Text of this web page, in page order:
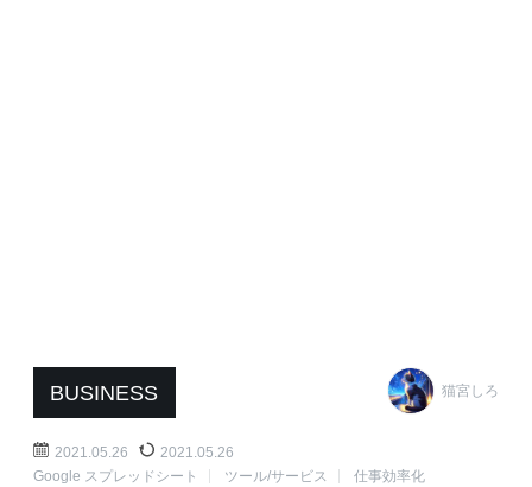
BUSINESS 猫宮しろ
2021.05.26
2021.05.26
Google スプレッドシート
ツール/サービス 仕事効率化